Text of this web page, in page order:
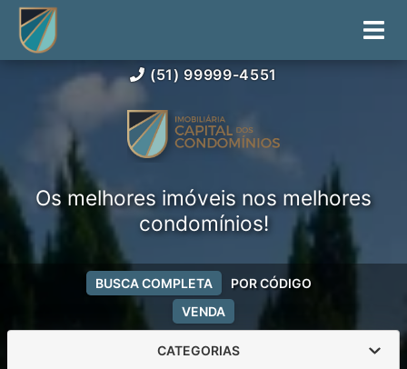
(51) 99999-4551
Os melhores imóveis nos melhores
condomínios!
VENDA
BUSCA COMPLETA POR CÓDIGO
CATEGORIAS